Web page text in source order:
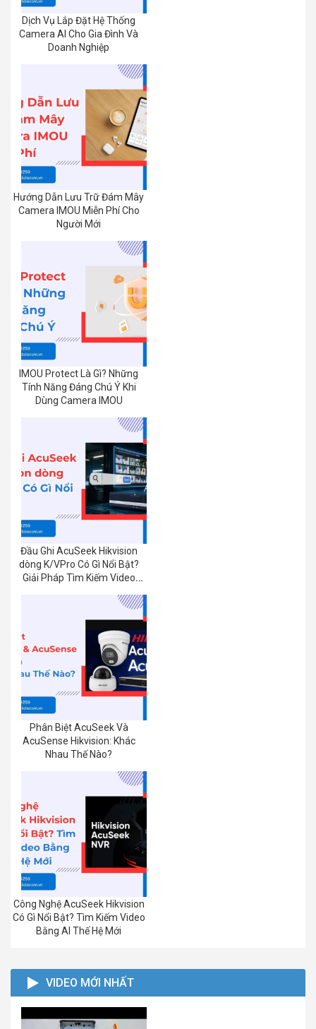
Dịch Vụ Lắp Đặt Hệ Thống
Camera AI Cho Gia Đình Và
Doanh Nghiệp
Hướng Dẫn Lưu Trữ Đám Mây
Camera IMOU Miễn Phí Cho
Người Mới
IMOU Protect Là Gì? Những
Tính Năng Đáng Chú Ý Khi
Dùng Camera IMOU
Đầu Ghi AcuSeek Hikvision
dòng K/VPro Có Gì Nổi Bật?
Giải Pháp Tìm Kiếm Video
Phân Biệt AcuSeek Và
AcuSense Hikvision: Khác
Nhau Thế Nào?
Công Nghệ AcuSeek Hikvision
Có Gì Nổi Bật? Tìm Kiếm Video
Bằng AI Thế Hệ Mới
VIDEO MỚI NHẤT